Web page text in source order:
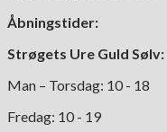
Åbningstider:
Strøgets Ure Guld Sølv:
Man – Torsdag: 10 - 18
Fredag: 10 - 19